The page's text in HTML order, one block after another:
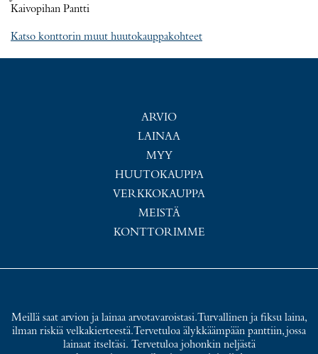
Kaivopihan Pantti
Katso konttorin muut huutokauppakohteet
ARVIO
LAINAA
MYY
HUUTOKAUPPA
VERKKOKAUPPA
MEISTÄ
KONTTORIMME
Meillä saat arvion ja lainaa arvotavaroistasi. Turvallinen ja fiksu laina,
ilman riskiä velkakierteestä. Tervetuloa älykkäämpään panttiin, jossa
lainaat itseltäsi. Tervetuloa johonkin neljästä